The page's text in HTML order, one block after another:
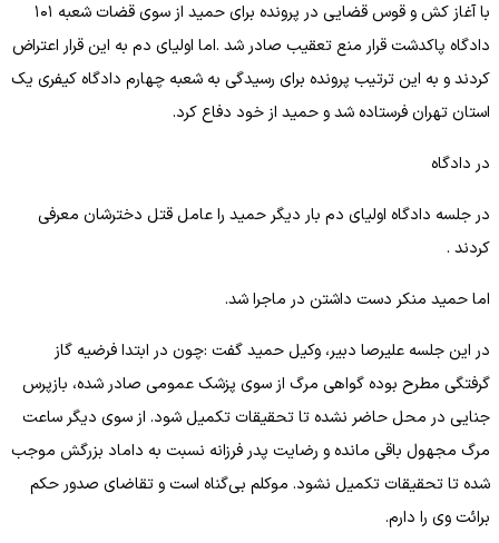
با آغاز کش و قوس قضایی در پرونده برای حمید از سوی قضات شعبه ۱۰۱
دادگاه پاکدشت قرار منع تعقیب صادر شد .اما اولیای دم به این قرار اعتراض
کردند و به این ترتیب پرونده برای رسیدگی به شعبه چهارم دادگاه کیفری یک
استان تهران فرستاده شد و حمید از خود دفاع کرد.
در دادگاه
در جلسه دادگاه اولیای دم بار دیگر حمید را عامل قتل دخترشان معرفی
کردند .
اما حمید منکر دست داشتن در ماجرا شد.
در این جلسه علیرصا دبیر، وکیل حمید گفت :چون در ابتدا فرضیه گاز
گرفتگی مطرح بوده گواهی مرگ از سوی پزشک عمومی صادر شده، بازپرس
جنایی در محل حاضر نشده تا تحقیقات تکمیل شود. از سوی دیگر ساعت
مرگ مجهول باقی مانده و رضایت پدر فرزانه نسبت به داماد بزرگش موجب
شده تا تحقیقات تکمیل نشود. موکلم بی‌گناه است و تقاضای صدور حکم
برائت وی را دارم.